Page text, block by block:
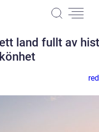
land fullt av